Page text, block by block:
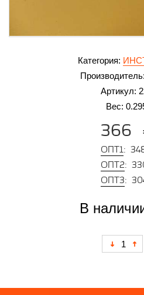
Категория:
Производитель:
Артикул:
Вес:
366
Опт1:
Опт2:
Опт3:
В